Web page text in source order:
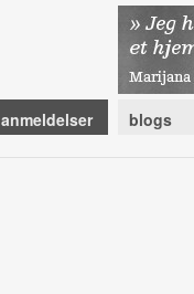
anmeldelser blogs